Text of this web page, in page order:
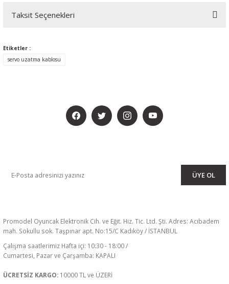
Taksit Seçenekleri
Etiketler :
servo uzatma kablosu
ÜYE OL
Promodel Oyuncak Elektronik Cih. ve Eğit. Hiz. Tic. Ltd. Şti. Adres: Acıbadem
mah. Sokullu sok. Taşpınar apt. No:15/C Kadıköy / İSTANBUL
Çalışma saatlerimiz Hafta içi: 10:30 - 18:00 /
Cumartesi, Pazar ve Çarşamba: KAPALI
ÜCRETSİZ KARGO: 10000 TL ve ÜZERİ